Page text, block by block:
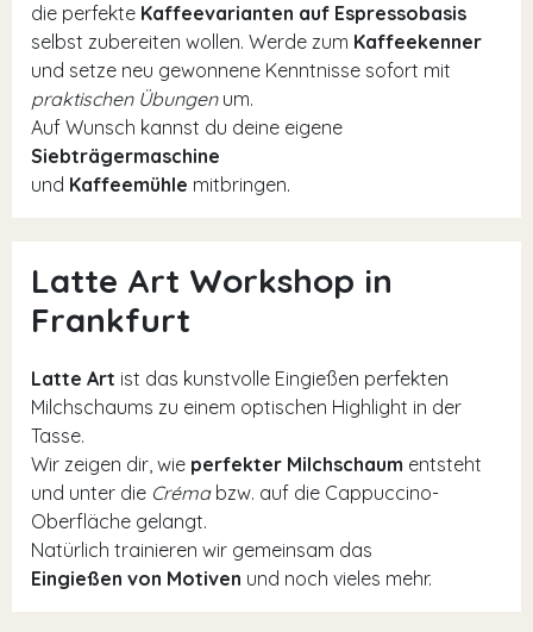
die perfekte Kaffeevarianten auf Espressobasis
selbst zubereiten wollen. Werde zum Kaffeekenner
und setze neu gewonnene Kenntnisse sofort mit
praktischen Übungenum.
Auf Wunsch kannst du deine eigene
Siebträgermaschine
und Kaffeemühle mitbringen.
Latte Art Workshop in
Frankfurt
Latte Art ist das kunstvolle Eingießen perfekten
Milchschaums zu einem optischen Highlight in der
Tasse.
Wir zeigen dir, wie perfekter Milchschaum entsteht
und unter die Crémabzw. auf die Cappuccino-
Oberfläche gelangt.
Natürlich trainieren wir gemeinsam das
Eingießen von Motiven und noch vieles mehr.